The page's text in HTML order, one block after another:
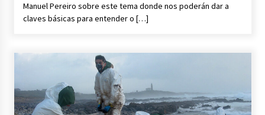
Manuel Pereiro sobre este tema donde nos poderán dar a
claves básicas para entender o […]